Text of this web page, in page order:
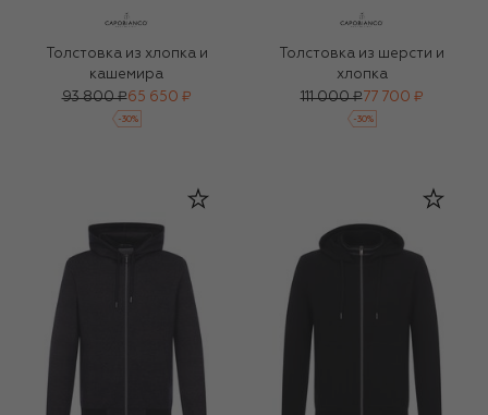
Толстовка из хлопка и
кашемира
93 800 ₽65 650 ₽
-30%
Толстовка из шерсти и
хлопка
111 000 ₽77 700 ₽
-30%